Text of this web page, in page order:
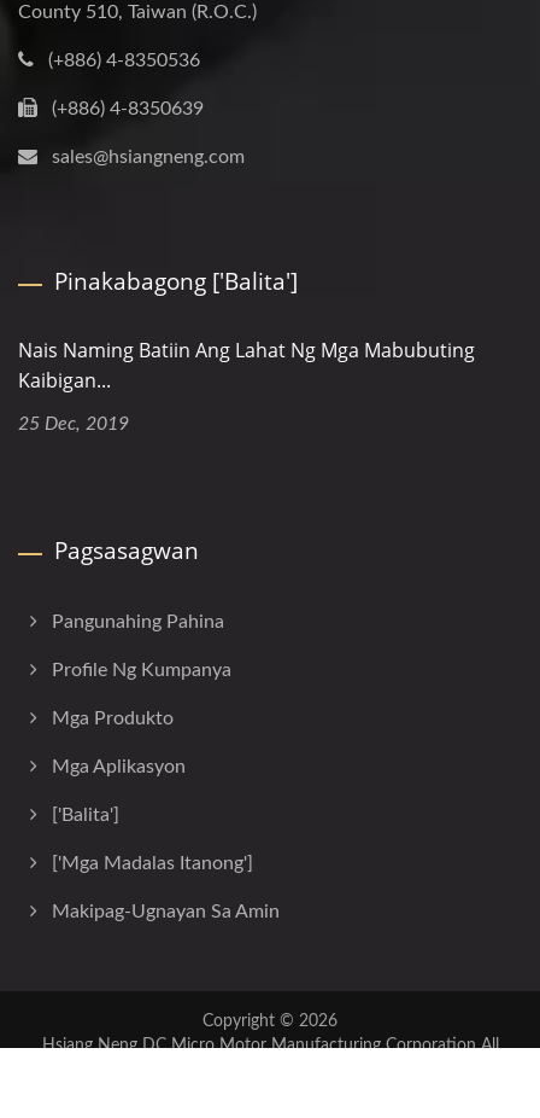
County 510, Taiwan (R.O.C.)
(+886) 4-8350536
(+886) 4-8350639
sales@hsiangneng.com
Pinakabagong ['Balita']
Nais Naming Batiin Ang Lahat Ng Mga Mabubuting
Kaibigan...
25 Dec, 2019
Pagsasagwan
Pangunahing Pahina
Profile Ng Kumpanya
Mga Produkto
Mga Aplikasyon
['Balita']
['Mga Madalas Itanong']
Makipag-Ugnayan Sa Amin
Copyright © 2026
Hsiang Neng DC Micro Motor Manufacturing CorporationAll